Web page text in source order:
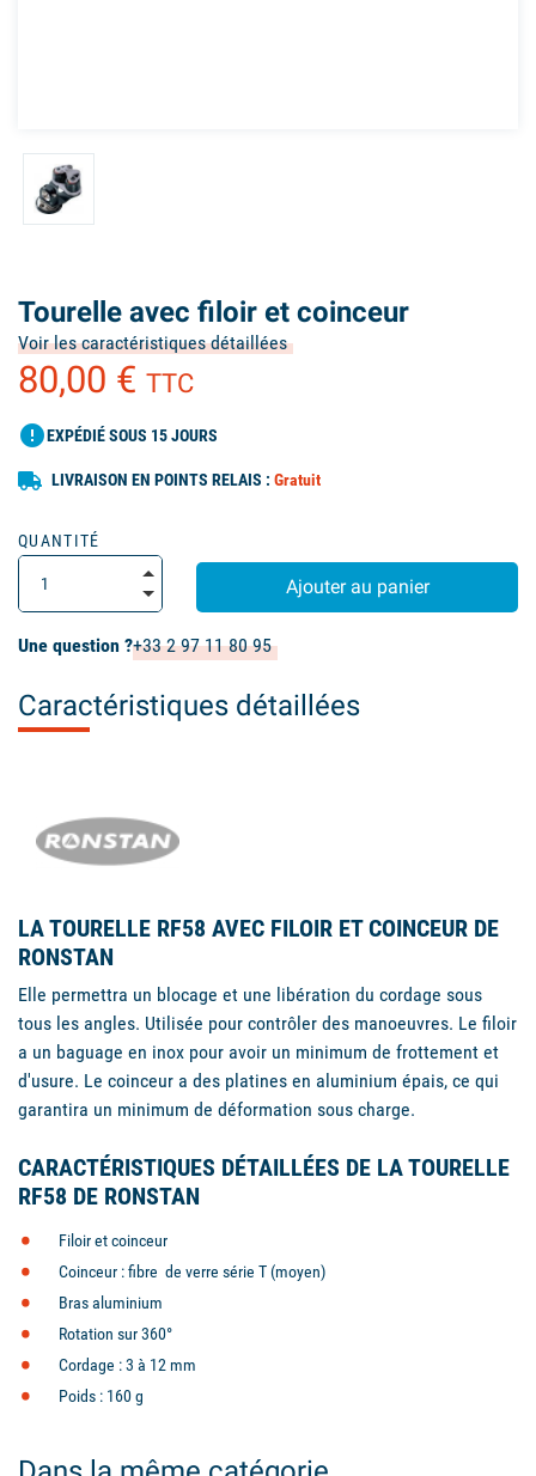
Tourelle avec filoir et coinceur
Voir les caractéristiques détaillées
80,00 € TTC
errorEXPÉDIÉ SOUS 15 JOURS
LIVRAISON EN POINTS RELAIS : Gratuit
QUANTITÉ
Ajouter au panier
Une question ?+33 2 97 11 80 95
Caractéristiques détaillées
LA TOURELLE RF58 AVEC FILOIR ET COINCEUR DE
RONSTAN
Elle permettra un blocage et une libération du cordage sous
tous les angles. Utilisée pour contrôler des manoeuvres. Le filoir
a un baguage en inox pour avoir un minimum de frottement et
d'usure. Le coinceur a des platines en aluminium épais, ce qui
garantira un minimum de déformation sous charge.
CARACTÉRISTIQUES DÉTAILLÉES DE LA TOURELLE
RF58 DE RONSTAN
Filoir et coinceur
Coinceur : fibre de verre série T (moyen)
Bras aluminium
Rotation sur 360°
Cordage : 3 à 12 mm
Poids : 160 g